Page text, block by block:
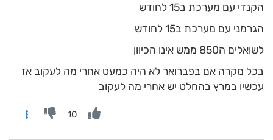
הקנדי עם מערכת ב15 לחודש
הגרמני עם מערכת ב15 לחודש
לשואלים ה850 ממש אינו הכיוון
בכל מקרה אם בפברואר לא היה כמעט אחרי מה לעקוב אז
עכשיו במרץ בהחלט יש אחרי מה לעקוב
10